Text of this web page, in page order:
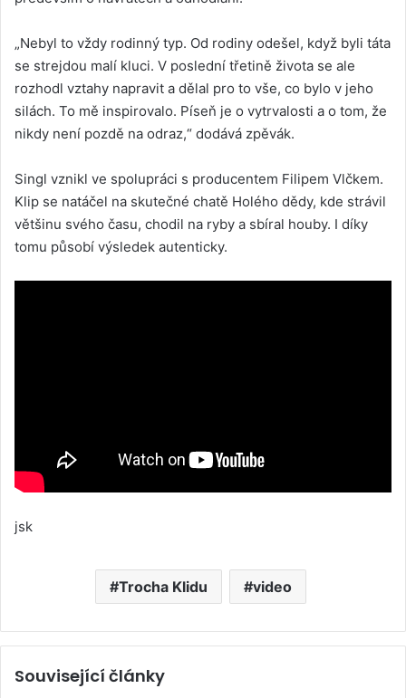
„Nebyl to vždy rodinný typ. Od rodiny odešel, když byli táta
se strejdou malí kluci. V poslední třetině života se ale
rozhodl vztahy napravit a dělal pro to vše, co bylo v jeho
silách. To mě inspirovalo. Píseň je o vytrvalosti a o tom, že
nikdy není pozdě na odraz,“ dodává zpěvák.
Singl vznikl ve spolupráci s producentem Filipem Vlčkem.
Klip se natáčel na skutečné chatě Holého dědy, kde strávil
většinu svého času, chodil na ryby a sbíral houby. I díky
tomu působí výsledek autenticky.
jsk
Trocha Klidu video
Související články